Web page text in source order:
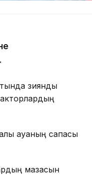
зиянды
ауаның сапасы
мазасын